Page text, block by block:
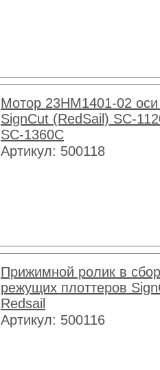
Мотор 23HM1401-02
SignCut (RedSail) SC-
SC-1360C
Артикул: 500118
Прижимной ролик в
режущих плоттеров
Redsail
Артикул: 500116